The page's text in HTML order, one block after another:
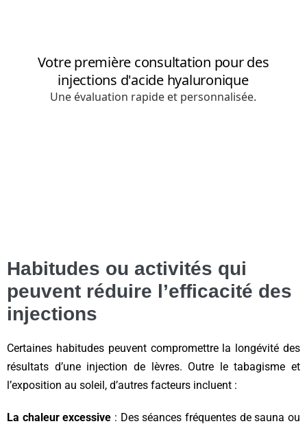
Habitudes ou activités qui
peuvent réduire l’efficacité des
injections
Certaines habitudes peuvent compromettre la longévité des
résultats d’une injection de lèvres. Outre le tabagisme et
l’exposition au soleil, d’autres facteurs incluent :
La chaleur excessive : Des séances fréquentes de sauna ou